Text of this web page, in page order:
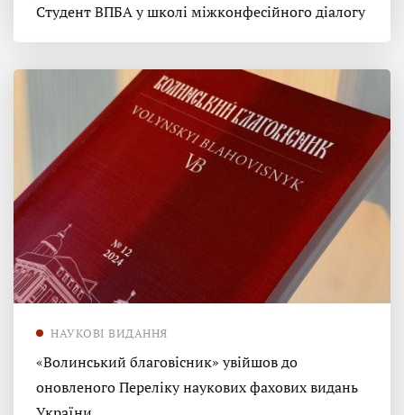
Студент ВПБА у школі міжконфесійного діалогу
НАУКОВІ ВИДАННЯ
«Волинський благовісник» увійшов до
оновленого Переліку наукових фахових видань